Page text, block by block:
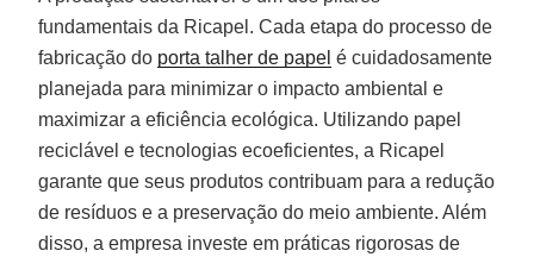
fundamentais da Ricapel. Cada etapa do processo de
fabricação do porta talher de papel é cuidadosamente
planejada para minimizar o impacto ambiental e
maximizar a eficiência ecológica. Utilizando papel
reciclável e tecnologias ecoeficientes, a Ricapel
garante que seus produtos contribuam para a redução
de resíduos e a preservação do meio ambiente. Além
disso, a empresa investe em práticas rigorosas de